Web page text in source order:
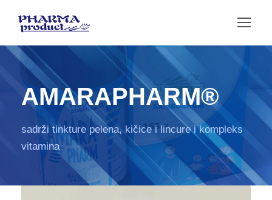
AMARAPHARM®
sadrži tinkture pelena, kičice i lincure i kompleks
vitamina